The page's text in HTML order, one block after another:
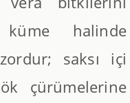
küme halinde
saksı içi
çürümelerine